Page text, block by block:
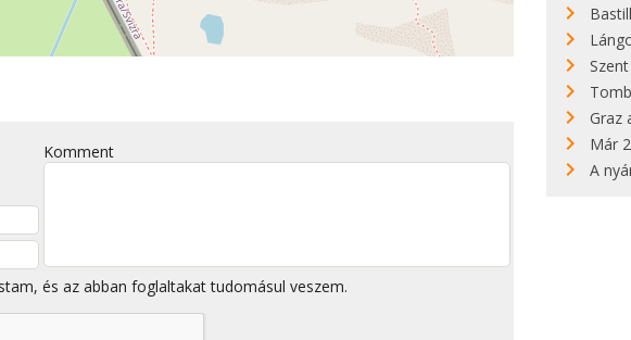
Komment
és az abban foglaltakat tudomásul veszem.
Bastille
Graz
Már
A nyári